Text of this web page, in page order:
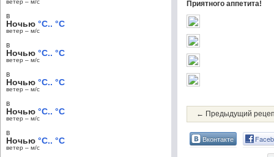
Приятного аппетита!
← Предыдущий
Вконтакте
ветер – м/c
в
Ночью °C.. °C
ветер – м/c
в
Ночью °C.. °C
ветер – м/c
в
Ночью °C.. °C
ветер – м/c
в
Ночью °C.. °C
ветер – м/c
в
Ночью °C.. °C
ветер – м/c